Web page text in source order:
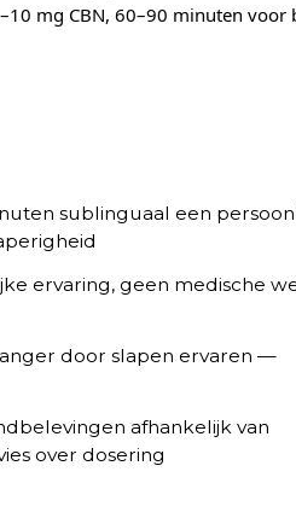
mg CBN, 60–90 minuten voor
sublinguaal een
ervaring, geen medische
door slapen ervaren —
afhankelijk van
over dosering